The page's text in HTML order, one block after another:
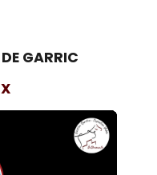
GARRIC